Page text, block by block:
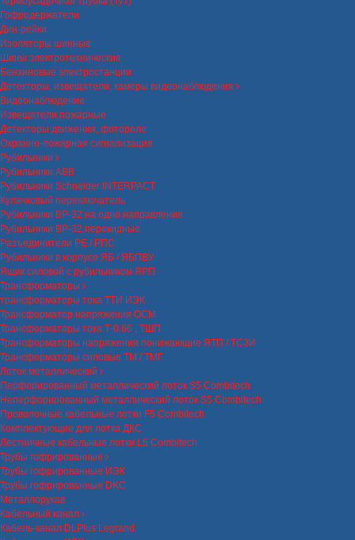
Гофродержатели
Дин-рейки
Изоляторы шинные
Шины электротехнические
Бензиновые электростанции
Детекторы, извещатели, камеры видеонаблюдения
Видеонаблюдение
Извещатели пожарные
Детекторы движения, фотореле
Охранно-пожарная сигнализация
Рубильники
Рубильники ABB
Рубильники Schneider INTERPACT
Кулачковый переключатель
Рубильники ВР-32 на одно направление
Рубильники ВР-32 перекидные
Разъединители РЕ / РПС
Рубильники в корпусе ЯБ / ЯБПВУ
Ящик силовой с рубильником ЯРП
Трансформаторы
трансформаторы тока ТТИ ИЭК
Трансформатор напряжения ОСМ
Трансформаторы тока Т-0.66 , ТШП
Трансформаторы напряжения понижающие ЯТП / ТСЗИ
Трансформаторы силовые ТМ / ТМГ
Лоток металлический
Перфорированный металлический лоток S5 Combitech
Неперфорированный металлический лоток S5 Combitech
Проволочные кабельные лотки F5 Combitech
Комплектующие для лотка ДКС
Лестничные кабельные лотки L5 Combitech
Трубы гофрированные
Трубы гофрированные ИЭК
Трубы гофрированные DKC
Металлорукав
Кабельный канал
Кабель-канал DLPlus Legrand